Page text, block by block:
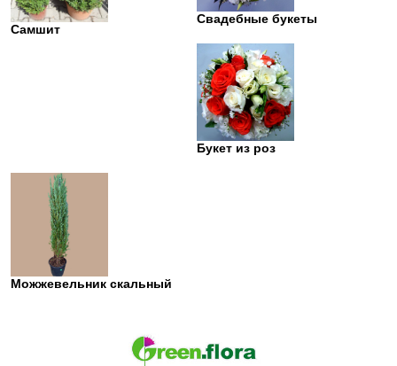
Самшит
Свадебные букеты
Букет из роз
Можжевельник скальный